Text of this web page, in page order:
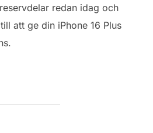
redan idag och
att ge din iPhone 16 Plus